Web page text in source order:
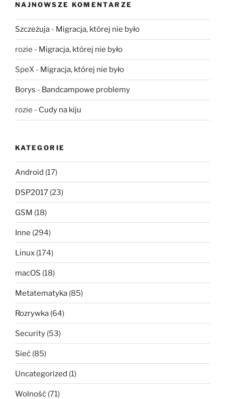
NAJNOWSZE KOMENTARZE
Szczeżuja - Migracja, której nie było
rozie - Migracja, której nie było
SpeX - Migracja, której nie było
Borys - Bandcampowe problemy
rozie - Cudy na kiju
KATEGORIE
Android (17)
DSP2017 (23)
GSM (18)
Inne (294)
Linux (174)
macOS (18)
Metatematyka (85)
Rozrywka (64)
Security (53)
Sieć (85)
Uncategorized (1)
Wolność (71)